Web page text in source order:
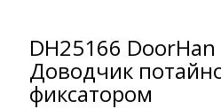
DH25166 DoorHan
Доводчик
фиксатором